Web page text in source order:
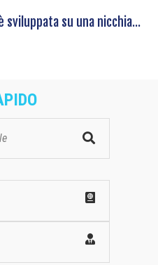
sviluppata su una nicchia...